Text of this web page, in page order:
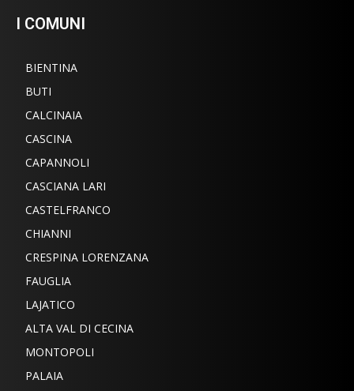
I COMUNI
BIENTINA
BUTI
CALCINAIA
CASCINA
CAPANNOLI
CASCIANA LARI
CASTELFRANCO
CHIANNI
CRESPINA LORENZANA
FAUGLIA
LAJATICO
ALTA VAL DI CECINA
MONTOPOLI
PALAIA